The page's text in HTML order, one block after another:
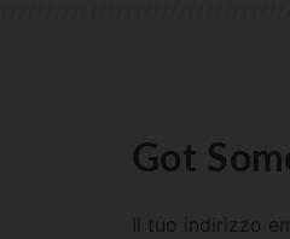
Got
Il tuo indirizzo